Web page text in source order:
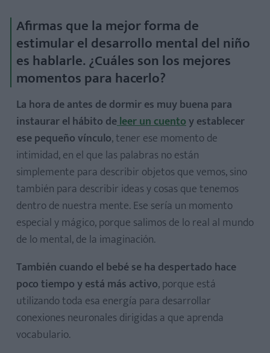
Afirmas que la mejor forma de
estimular el desarrollo mental del niño
es hablarle. ¿Cuáles son los mejores
momentos para hacerlo?
La hora de antes de dormir es muy buena para
instaurar el hábito deleer un cuentoy establecer
ese pequeño vínculo, tener ese momento de
intimidad, en el que las palabras no están
simplemente para describir objetos que vemos, sino
también para describir ideas y cosas que tenemos
dentro de nuestra mente. Ese sería un momento
especial y mágico, porque salimos de lo real al mundo
de lo mental, de la imaginación.
También cuando el bebé se ha despertado hace
poco tiempo y está más activo, porque está
utilizando toda esa energía para desarrollar
conexiones neuronales dirigidas a que aprenda
vocabulario.